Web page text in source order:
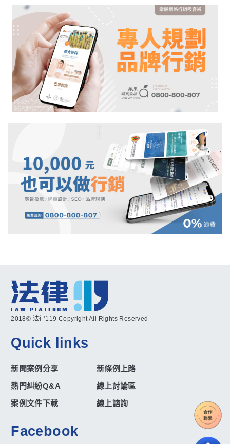
2018© 法律119 Copyright All Rights Reserved
Quick links
新聞案例分享
新條例上路
熱門糾紛Q&A
線上討論區
案例文件下載
線上諮詢
Facebook